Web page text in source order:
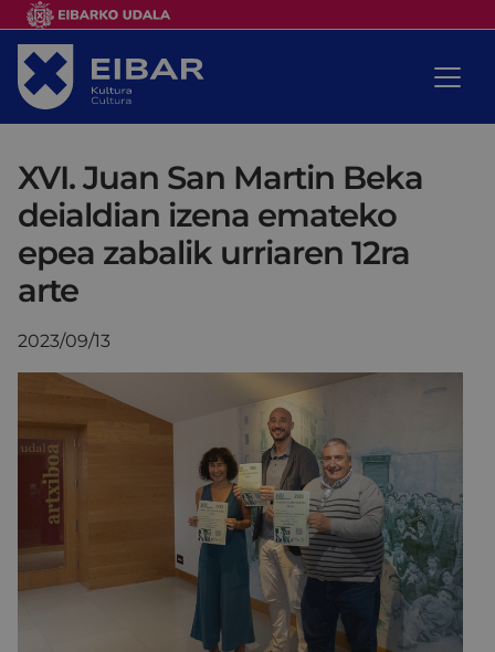
XVI. Juan San Martin Beka
deialdian izena emateko
epea zabalik urriaren 12ra
arte
2023/09/13